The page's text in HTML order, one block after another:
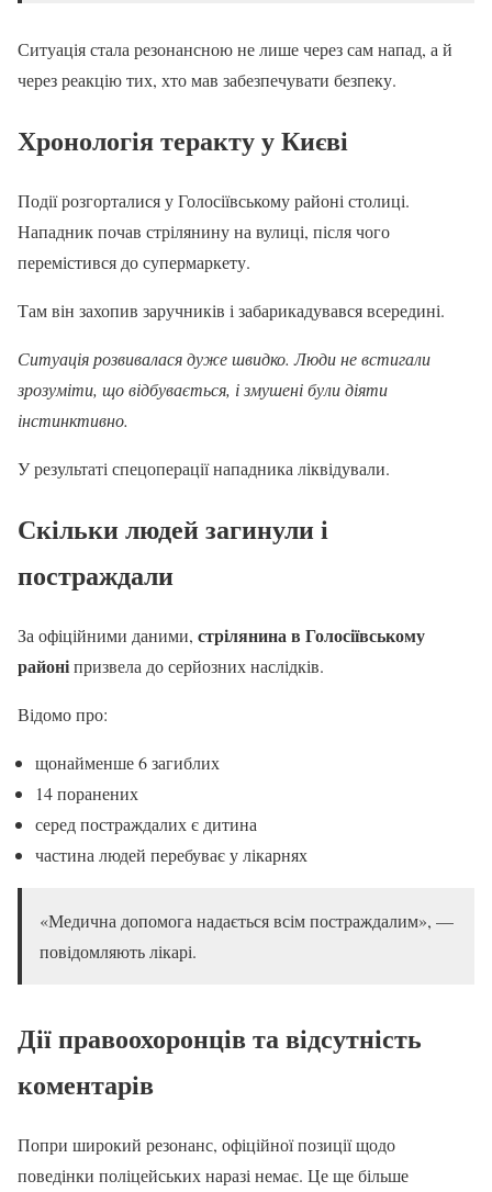
Ситуація стала резонансною не лише через сам напад, а й
через реакцію тих, хто мав забезпечувати безпеку.
Хронологія теракту у Києві
Події розгорталися у Голосіївському районі столиці.
Нападник почав стрілянину на вулиці, після чого
перемістився до супермаркету.
Там він захопив заручників і забарикадувався всередині.
Ситуація розвивалася дуже швидко. Люди не встигали
зрозуміти, що відбувається, і змушені були діяти
інстинктивно.
У результаті спецоперації нападника ліквідували.
Скільки людей загинули і
постраждали
За офіційними даними, стрілянина в Голосіївському
районіпризвела до серйозних наслідків.
Відомо про:
щонайменше 6 загиблих
14 поранених
серед постраждалих є дитина
частина людей перебуває у лікарнях
«Медична допомога надається всім постраждалим», —
повідомляють лікарі.
Дії правоохоронців та відсутність
коментарів
Попри широкий резонанс, офіційної позиції щодо
поведінки поліцейських наразі немає. Це ще більше